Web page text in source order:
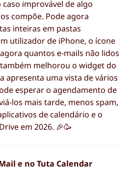
improvável de algo
compõe. Pode agora
inteiras em pastas
utilizador de iPhone, o ícone
quantos e-mails não lidos
melhorou o widget do
apresenta uma vista de vários
esperar o agendamento de
los mais tarde, menos spam,
de calendário e o
em 2026. 🎉🥳
e no Tuta Calendar